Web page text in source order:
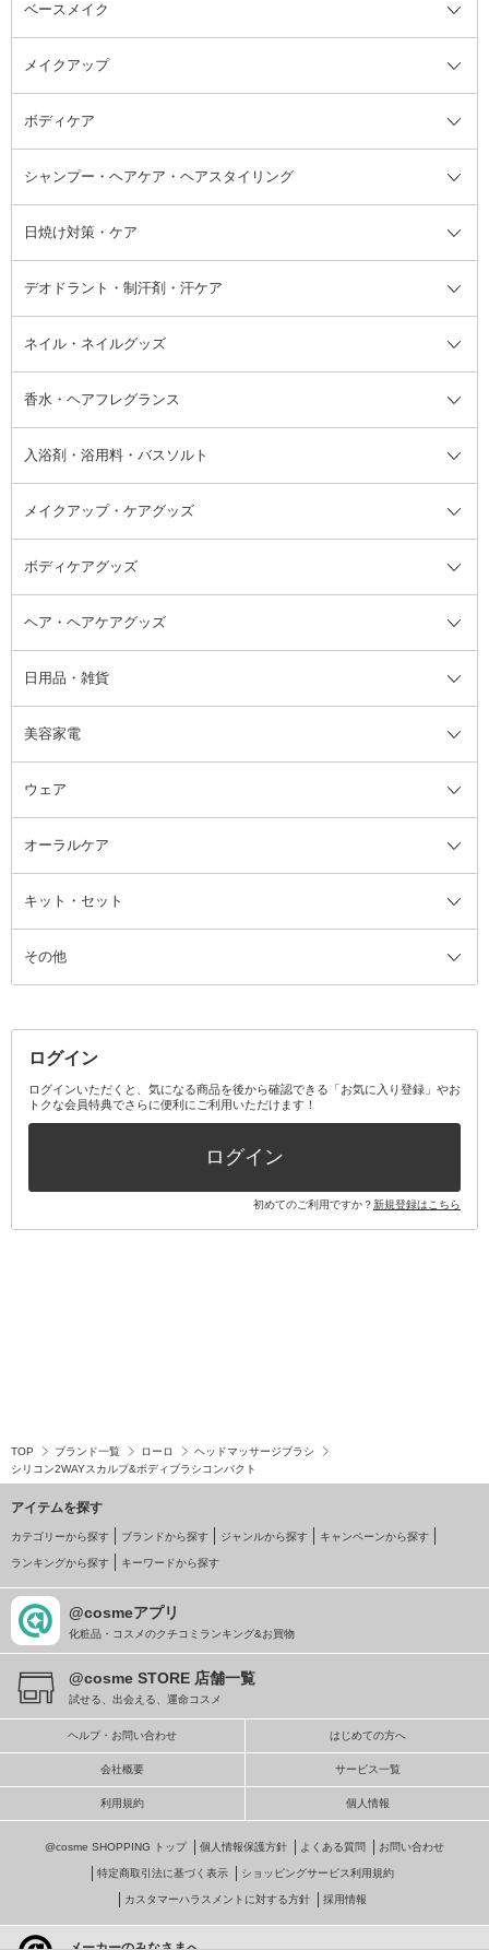
スキンケア・基礎化粧品全て
洗顔料
美容液
オールインワン化粧品 フェイスクリーム
フェイスオイル・バーム
ブースター・導入液
洗い流すパック・マスク
リップクリーム・リップケア
顔用マッサージ料
ベースメイク
ベースメイク全て
BBクリーム
コンシーラー ファンデーション
フェイスパウダー
メイクアップ
メイクアップ全て
まつげ美容液 つけまつげ
アイシャドウ
アイブロウ・眉マスカラ
チーク
ハイライト・シェーディング
ボディケア
ボディケア全て
ボディソープ・ハンドソープ・石
けん
ボディケア
レッグ・フットケア
バストケア
ネイルケア
脱毛・除毛ケア
シャンプー・ヘアケア・ヘアスタイリング
シャンプー・ヘアケア・ヘアスタ
イリング全て
洗い流さないトリートメント
ヘアスタイリング剤
頭皮ケア・育毛剤
その他シャンプー・ヘアケア・ヘ
アスタイリング
日焼け対策・ケア
日焼け対策・ケア全て
サンオイル・タンニング
その他日焼け対策・UVケア
デオドラント・制汗剤・汗ケア
デオドラント・制汗剤・汗ケア全
て
フット用デオドラント・制汗剤・
汗ケア
ネイル・ネイルグッズ
ネイル・ネイルグッズ全て
ジェルネイル
リムーバー・除光液
香水・ヘアフレグランス
香水・ヘアフレグランス全て
フレグランスミスト
その他香水・ヘアフレグランス
入浴剤・浴用料・バスソルト
入浴剤・浴用料・バスソルト全て
バスソルト
メイクアップ・ケアグッズ
メイクアップ・ケアグッズ全て
コットン・綿棒
洗顔グッズ
ブラシ・チップ
ツィザー・毛抜き
カミソリ
ファンデーション・パウダーケー
ス
ミラー・鏡
ボディケアグッズ
ボディケアグッズ全て
マッサージ・ボディケアグッズ
かかと・角質ケアグッズ
絆創膏
ヘア・ヘアケアグッズ
ヘア・ヘアケアグッズ全て
ヘアゴム
ヘアバンド
ヘッドマッサージブラシ
日用品・雑貨
日用品・雑貨全て
柔軟剤
ルームフレグランス・ディフュー
ザー
アロマキャンドル
消臭剤・芳香剤
美容家電
美容家電全て
ボディケア美容家電
その他美容家電
ウェア
ウェア全て
レッグウェア
オーラルケア
オーラルケア全て
歯ブラシ
その他オーラルケア
キット・セット
キット・セット全て
ボディケアキット
その他キット・セット
その他
ログイン
ログインいただくと、気になる商品を後から確認できる「お気に入り登録」やお
トクな会員特典でさらに便利にご利用いただけます！
ログイン
初めてのご利用ですか？新規登録はこちら
TOP ブランド一覧 ローロ
ヘッドマッサージブラシ
シリコン2WAYスカルプ&ボディブラシコンパクト
アイテムを探す
カテゴリーから探す ブランドから探す ジャンルから探す キャンペーンから探す
ランキングから探す キーワードから探す
@cosmeアプリ
化粧品・コスメのクチコミランキング&お買物
@cosme STORE 店舗一覧
試せる、出会える、運命コスメ
ヘルプ・お問い合わせ はじめての方へ
会社概要 サービス一覧
利用規約 個人情報
@cosme SHOPPING トップ 個人情報保護方針 よくある質問 お問い合わせ
特定商取引法に基づく表示 ショッピングサービス利用規約
カスタマーハラスメントに対する方針 採用情報